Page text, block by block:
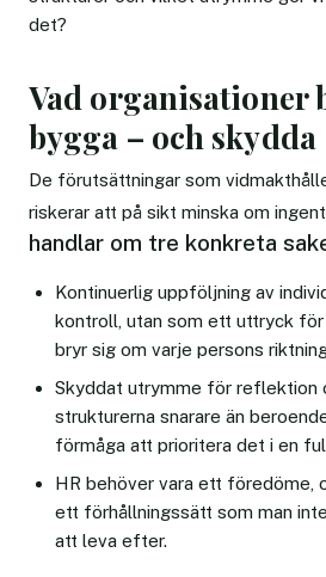
det?
Vad organisationer
bygga – och skydda
De förutsättningar som
riskerar att på sikt minska om
handlar om tre konkreta
Kontinuerlig uppföljning av
kontroll, utan som ett uttryck
bryr sig om varje persons
Skyddat utrymme för reflektion
strukturerna snarare än
förmåga att prioritera det i en
HR behöver vara ett föredöme,
ett förhållningssätt som man
att leva efter.